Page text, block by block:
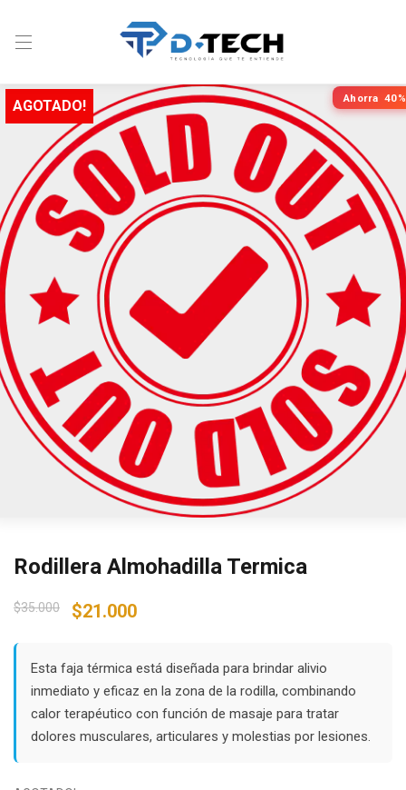
Ahorra 40%
AGOTADO!
Rodillera Almohadilla Termica
$35.000
Original
$35.000.
$21.000Current
$21.000.
Esta faja térmica está diseñada para brindar alivio
inmediato y eficaz en la zona de la rodilla, combinando
calor terapéutico con función de masaje para tratar
dolores musculares, articulares y molestias por lesiones.